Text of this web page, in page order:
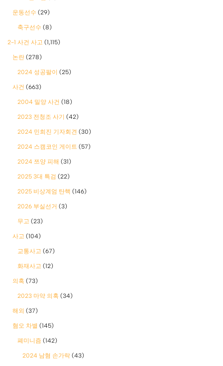
운동선수 (29)
축구선수 (8)
2-1 사건 사고 (1,115)
논란 (278)
2024 성공팔이 (25)
사건 (663)
2004 밀양 사건 (18)
2023 전청조 사기 (42)
2024 민희진 기자회견 (30)
2024 스캠코인 게이트 (57)
2024 쯔양 피해 (31)
2025 3대 특검 (22)
2025 비상계엄 탄핵 (146)
2026 부실선거 (3)
무고 (23)
사고 (104)
교통사고 (67)
화재사고 (12)
의혹 (73)
2023 마약 의혹 (34)
해외 (37)
혐오 차별 (145)
폐미니즘 (142)
2024 남혐 손가락 (43)